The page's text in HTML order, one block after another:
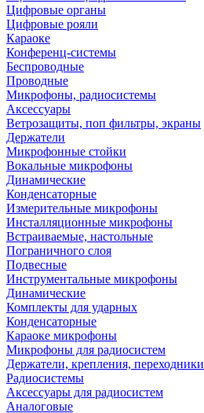
Цифровые органы
Цифровые рояли
Караоке
Конференц-системы
Беспроводные
Проводные
Микрофоны, радиосистемы
Аксессуары
Ветрозащиты, поп фильтры, экраны
Держатели
Микрофонные стойки
Вокальные микрофоны
Динамические
Конденсаторные
Измерительные микрофоны
Инсталляционные микрофоны
Встраиваемые, настольные
Пограничного слоя
Подвесные
Инструментальные микрофоны
Динамические
Комплекты для ударных
Конденсаторные
Караоке микрофоны
Микрофоны для радиосистем
Держатели, крепления, переходники
Радиосистемы
Аксессуары для радиосистем
Аналоговые